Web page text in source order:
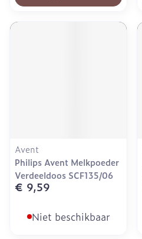
Avent
Philips Avent Melkpoeder
Verdeeldoos SCF135/06
€ 9,59
Niet beschikbaar